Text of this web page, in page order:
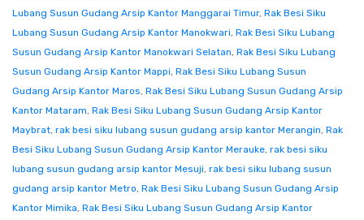
Lubang Susun Gudang Arsip Kantor Manggarai Timur, Rak Besi Siku
Lubang Susun Gudang Arsip Kantor Manokwari, Rak Besi Siku Lubang
Susun Gudang Arsip Kantor Manokwari Selatan, Rak Besi Siku Lubang
Susun Gudang Arsip Kantor Mappi, Rak Besi Siku Lubang Susun
Gudang Arsip Kantor Maros, Rak Besi Siku Lubang Susun Gudang Arsip
Kantor Mataram, Rak Besi Siku Lubang Susun Gudang Arsip Kantor
Maybrat, rak besi siku lubang susun gudang arsip kantor Merangin, Rak
Besi Siku Lubang Susun Gudang Arsip Kantor Merauke, rak besi siku
lubang susun gudang arsip kantor Mesuji, rak besi siku lubang susun
gudang arsip kantor Metro, Rak Besi Siku Lubang Susun Gudang Arsip
Kantor Mimika, Rak Besi Siku Lubang Susun Gudang Arsip Kantor